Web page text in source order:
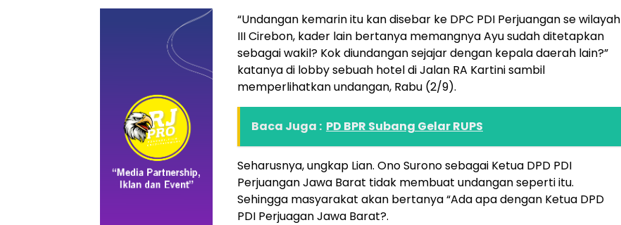
“Undangan kemarin itu kan disebar ke DPC PDI Perjuangan se wilayah
III Cirebon, kader lain bertanya memangnya Ayu sudah ditetapkan
sebagai wakil? Kok diundangan sejajar dengan kepala daerah lain?”
katanya di lobby sebuah hotel di Jalan RA Kartini sambil
memperlihatkan undangan, Rabu (2/9).
Baca Juga : PD BPR Subang Gelar RUPS
Seharusnya, ungkap Lian. Ono Surono sebagai Ketua DPD PDI
Perjuangan Jawa Barat tidak membuat undangan seperti itu.
Sehingga masyarakat akan bertanya “Ada apa dengan Ketua DPD
PDI Perjuagan Jawa Barat?.